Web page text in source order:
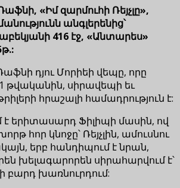
«Իմ զարմուհի Ռեյչլը»,
անգլերենից՝
416 էջ, «Անտարես»
դյու Մորիեի վեպը, որը
թվականին, սիրավեպի եւ
հրաշալի համադրություն է:
երիտասարդ Ֆիլիպի մասին, ով
հոր կնոջը՝ Ռեյչլին, ամուսնու
երբ հանդիպում է նրան,
խելագարորեն սիրահարվում է՝
բարդ խառնուրդում: